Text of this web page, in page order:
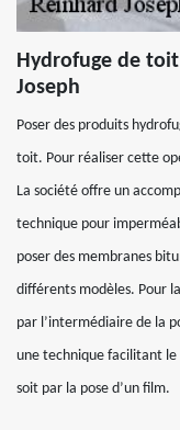
Hydrofuge de
Joseph
Poser des produits
toit. Pour réaliser cette
La société offre un
technique pour
poser des membranes
différents modèles. Pour
par l’intermédiaire de la
une technique facilitant le
soit par la pose d’un film.